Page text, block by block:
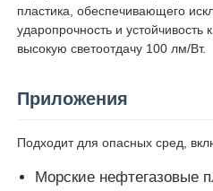
О Компании
пластика, обеспечивающего
ударопрочность и устойчивость
высокую светоотдачу 100 лм/Вт.
Приложения
Подходит для опасных сред,
Морские нефтегазовые